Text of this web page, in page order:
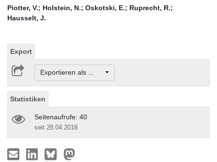
Piotter, V.; Holstein, N.; Oskotski, E.; Ruprecht, R.;
Hausselt, J.
Export
Exportieren als ...
Statistiken
Seitenaufrufe: 40
seit 28.04.2018